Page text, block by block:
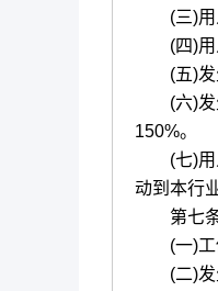
(三)用人
(四)用人
(五)发生
(六)发生
150%。
(七)用人
动到本行
第七条
(一)工伤
(二)发